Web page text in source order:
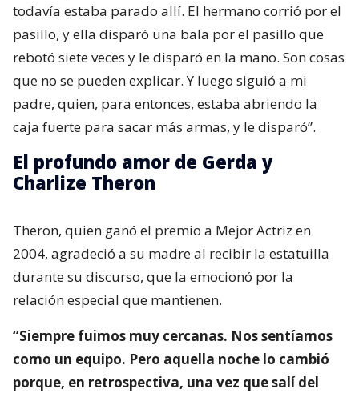
todavía estaba parado allí. El hermano corrió por el
pasillo, y ella disparó una bala por el pasillo que
rebotó siete veces y le disparó en la mano. Son cosas
que no se pueden explicar. Y luego siguió a mi
padre, quien, para entonces, estaba abriendo la
caja fuerte para sacar más armas, y le disparó”.
El profundo amor de Gerda y
Charlize Theron
Theron, quien ganó el premio a Mejor Actriz en
2004, agradeció a su madre al recibir la estatuilla
durante su discurso, que la emocionó por la
relación especial que mantienen.
“Siempre fuimos muy cercanas. Nos sentíamos
como un equipo. Pero aquella noche lo cambió
porque, en retrospectiva, una vez que salí del